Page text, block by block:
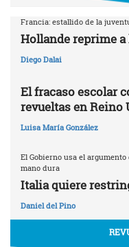
Francia: estallido de la
Hollande reprime
Diego Dalai
El fracaso escolar
revueltas en Reino
Luisa María González
El Gobierno usa el
mano dura
Italia quiere
Daniel del Pino